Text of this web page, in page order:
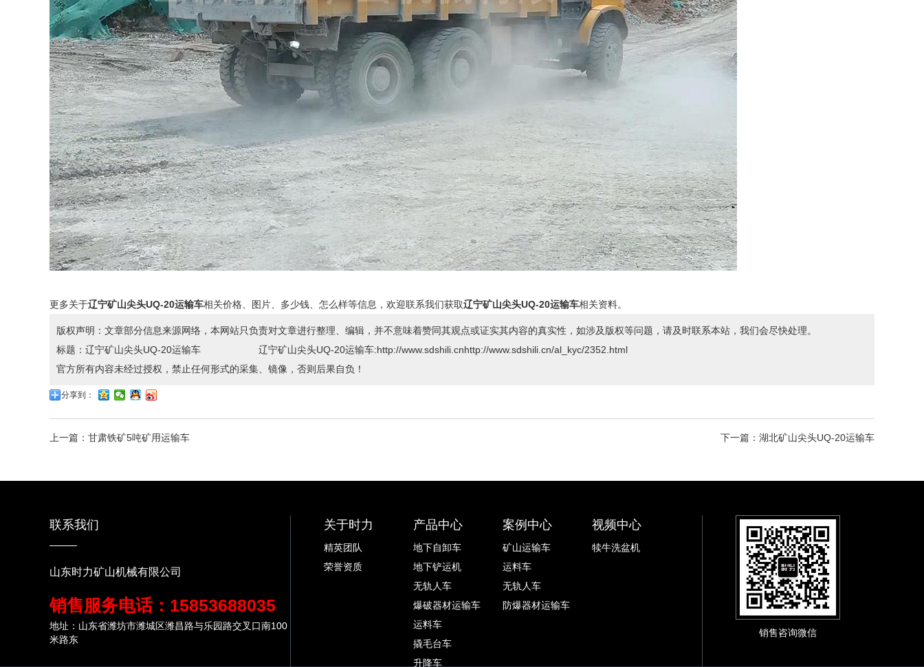
更多关于辽宁矿山尖头UQ-20运输车相关价格、图片、多少钱、怎么样等信息，欢迎联系我们获取辽宁矿山尖头UQ-20运输车相关资料。
版权声明：文章部分信息来源网络，本网站只负责对文章进行整理、编辑，并不意味着赞同其观点或证实其内容的真实性，如涉及版权等问题，请及时联系本站，我们会尽快处理。
标题：辽宁矿山尖头UQ-20运输车 辽宁矿山尖头UQ-20运输车:http://www.sdshili.cnhttp://www.sdshili.cn/al_kyc/2352.html
官方所有内容未经过授权，禁止任何形式的采集、镜像，否则后果自负！
分享到：
上一篇：甘肃铁矿5吨矿用运输车 下一篇：湖北矿山尖头UQ-20运输车
联系我们
山东时力矿山机械有限公司
销售服务电话：15853688035
地址：山东省潍坊市潍城区潍昌路与乐园路交叉口南100
米路东
关于时力
精英团队
荣誉资质
产品中心
地下自卸车
地下铲运机
无轨人车
爆破器材运输车
运料车
撬毛台车
升降车
案例中心
矿山运输车
运料车
无轨人车
防爆器材运输车
视频中心
犊牛洗盆机
销售咨询微信